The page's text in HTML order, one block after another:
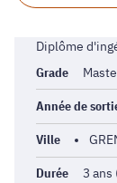
Diplôme
Grade
Année de
Ville
Durée 3 ans